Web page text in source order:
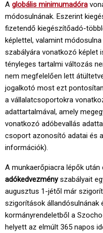
A globális minimumadóra
módosulnának. Eszerint
fizetendő kiegészítőadó-
képlettel, valamint
szabályára vonatkozó képlet
tényleges tartalmi változás
nem megfelelően lett
jogalkotó most ezt
a vállalatcsoportokra
adattartalmával, amely
vonatkozó adóbevallás
csoport azonosító adatai és
információk).
A munkaerőpiacra lépők után
adókedvezményszabályait
augusztus 1-jétől már
szigorítások állandósulnának
kormányrendeletből a
helyett az elmúlt 365 napos